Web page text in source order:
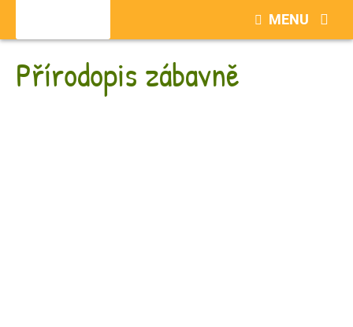
Přírodopis zábavně
MENU